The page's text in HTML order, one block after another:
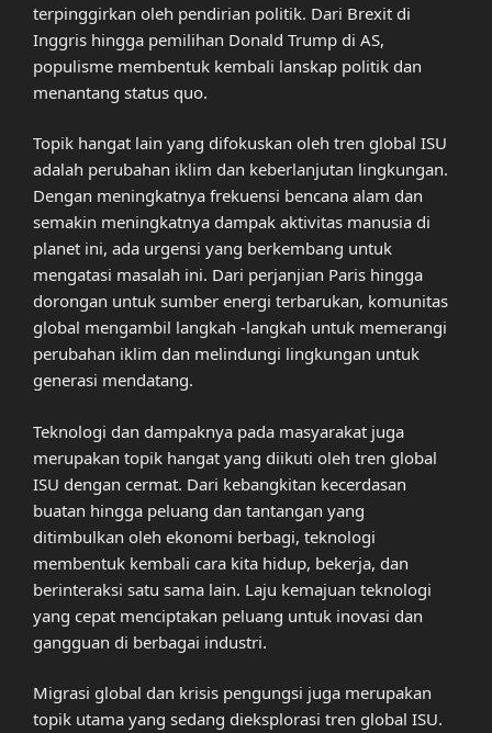
terpinggirkan oleh pendirian politik. Dari Brexit di
Inggris hingga pemilihan Donald Trump di AS,
populisme membentuk kembali lanskap politik dan
menantang status quo.
Topik hangat lain yang difokuskan oleh tren global ISU
adalah perubahan iklim dan keberlanjutan lingkungan.
Dengan meningkatnya frekuensi bencana alam dan
semakin meningkatnya dampak aktivitas manusia di
planet ini, ada urgensi yang berkembang untuk
mengatasi masalah ini. Dari perjanjian Paris hingga
dorongan untuk sumber energi terbarukan, komunitas
global mengambil langkah -langkah untuk memerangi
perubahan iklim dan melindungi lingkungan untuk
generasi mendatang.
Teknologi dan dampaknya pada masyarakat juga
merupakan topik hangat yang diikuti oleh tren global
ISU dengan cermat. Dari kebangkitan kecerdasan
buatan hingga peluang dan tantangan yang
ditimbulkan oleh ekonomi berbagi, teknologi
membentuk kembali cara kita hidup, bekerja, dan
berinteraksi satu sama lain. Laju kemajuan teknologi
yang cepat menciptakan peluang untuk inovasi dan
gangguan di berbagai industri.
Migrasi global dan krisis pengungsi juga merupakan
topik utama yang sedang dieksplorasi tren global ISU.